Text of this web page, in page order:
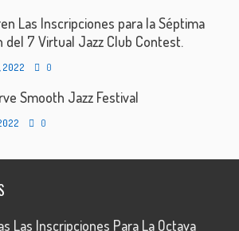
Las Inscripciones para la Séptima
del 7 Virtual Jazz Club Contest.
2022 0
Smooth Jazz Festival
0
Las Inscripciones Para La Octava